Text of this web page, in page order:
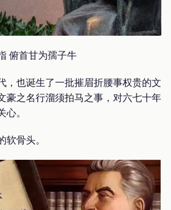
俯首甘为孺子牛
，也诞生了一批摧眉折腰事权贵的文
豪之名行溜须拍马之事，对六七十年
。
骨头。